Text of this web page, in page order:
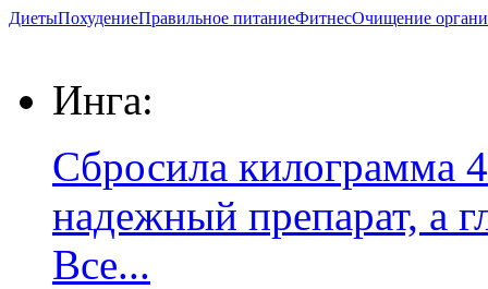
ДиетыПохудениеПравильное питаниеФитнесОчищение
Инга:
Сбросила килограмма
надежный препарат, а
Все...